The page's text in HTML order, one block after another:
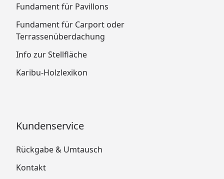
Fundament für Pavillons
Fundament für Carport oder
Terrassenüberdachung
Info zur Stellfläche
Karibu-Holzlexikon
Kundenservice
Rückgabe & Umtausch
Kontakt